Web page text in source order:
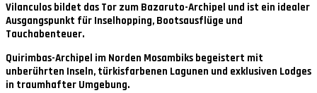
Vilanculos bildet das Tor zum Bazaruto-Archipel und ist ein idealer
Ausgangspunkt für Inselhopping, Bootsausflüge und
Tauchabenteuer.
Quirimbas-Archipel im Norden Mosambiks begeistert mit
unberührten Inseln, türkisfarbenen Lagunen und exklusiven Lodges
in traumhafter Umgebung.